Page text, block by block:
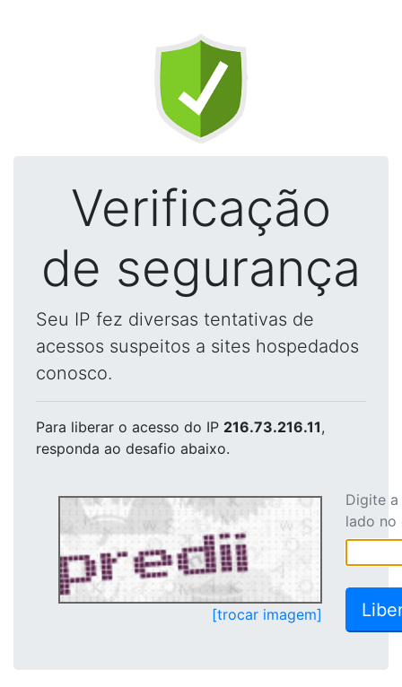
Verificação
de segurança
Seu IP fez diversas tentativas de
acessos suspeitos a sites hospedados
conosco.
Para liberar o acesso do IP 216.73.216.11,
responda ao desafio abaixo.
[trocar imagem]
Digite
lado no